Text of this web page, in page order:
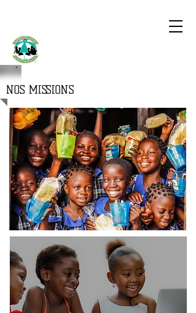
FOR YOUTH
NOS MISSIONS